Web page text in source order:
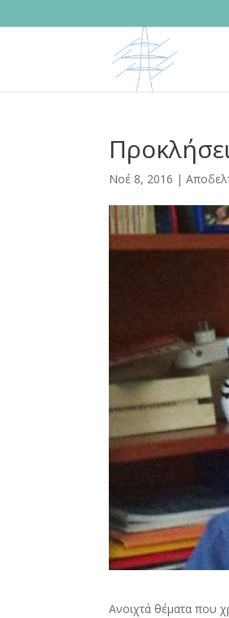
Νοέ 8, 2016 |
Ανοιχτά θέματα που